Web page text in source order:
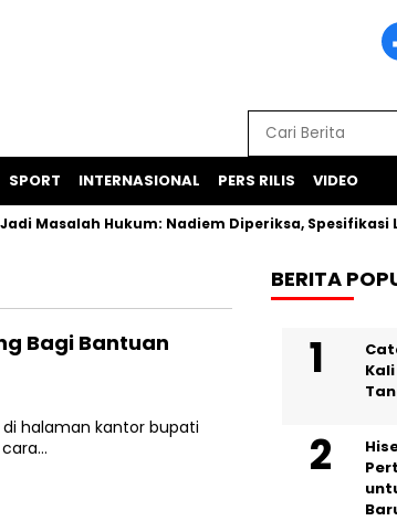
SPORT INTERNASIONAL PERS RILIS VIDEO
Masalah Hukum: Nadiem Diperiksa, Spesifikasi
Bagi Bantuan
di halaman kantor bupati
BERITA